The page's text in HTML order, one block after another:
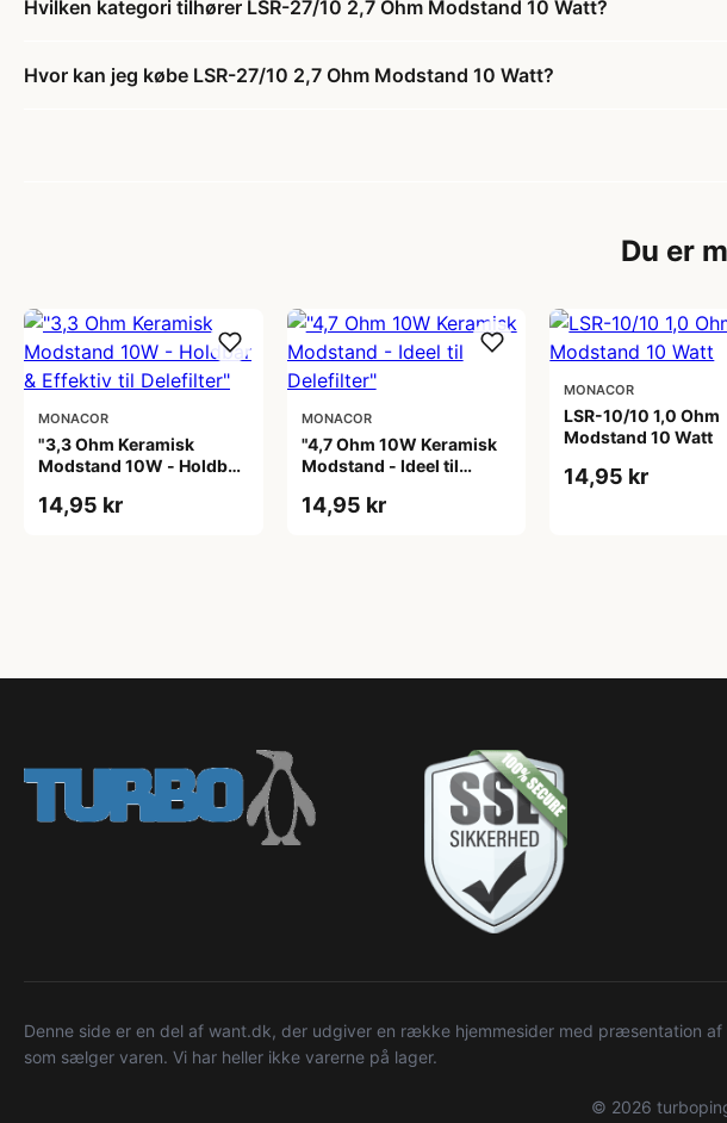
Hvilken kategori tilhører LSR-27/10 2,7 Ohm Modstand 10 Watt?
Hvor kan jeg købe LSR-27/10 2,7 Ohm Modstand 10 Watt?
Du er
MONACOR
"3,3 Ohm Keramisk
Modstand 10W - Holdbar
14,95 kr
MONACOR
"4,7 Ohm 10W Keramisk
Modstand - Ideel til
14,95 kr
MONACOR
LSR-10/10 1,0 Ohm
Modstand 10 Watt
14,95 kr
Denne side er en del af want.dk, der udgiver en række hjemmesider med præsentation
som sælger varen. Vi har heller ikke varerne på lager.
© 2026